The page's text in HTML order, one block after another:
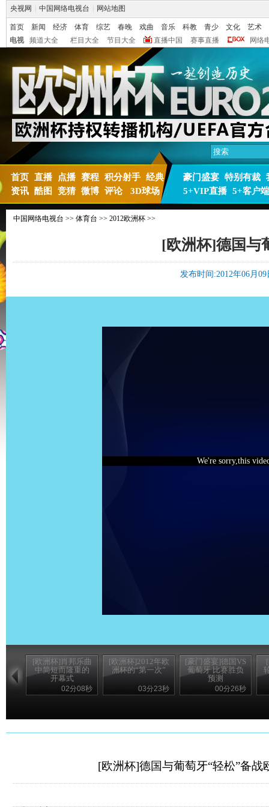
央视网 中国网络电视台 网站地图
首页 新闻 经济 体育 综艺 春晚 戏曲 音乐 科教 青少 文化
艺术
电视
频道大全 栏目大全 节目大全 直播中国 赛事直播 网络
首页 直播 点播 赛程 积分射手 经典
资讯 酷图 竞猜 微博 评论 3D球场
豪门盛宴 特别有裁
5+VIP直播 5+客户端
中国网络电视台 >> 体育台 >> 2012欧洲杯 >>
[欧洲杯]德国与
发布时间:2012年06月
We're sorry,this
[欧洲杯]肖邦乐曲
中简短而隆重的
开幕式
02分08秒
[欧洲杯]2012年欧
洲杯的“第一次”
03分23秒
[豪门盛宴]德国VS
葡萄牙 比赛胜负
预测
00分26秒
[欧洲杯]德国与葡萄牙“轻松”备战